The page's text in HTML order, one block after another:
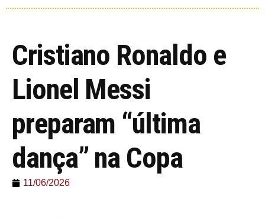
Cristiano Ronaldo e
Lionel Messi
preparam “última
dança” na Copa
11/06/2026